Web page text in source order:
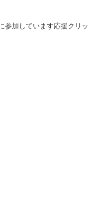
参加しています応援クリッ